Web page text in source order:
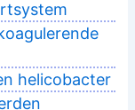
helicobacter